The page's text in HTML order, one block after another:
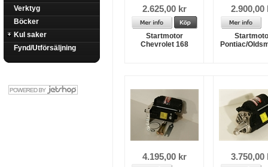
Verktyg
Böcker
Kul saker
Fynd/Utförsäljning
2.625,00 kr
Startmotor
Chevrolet 168
2.900,00
Pontiac/
4.195,00 kr 3.750,00